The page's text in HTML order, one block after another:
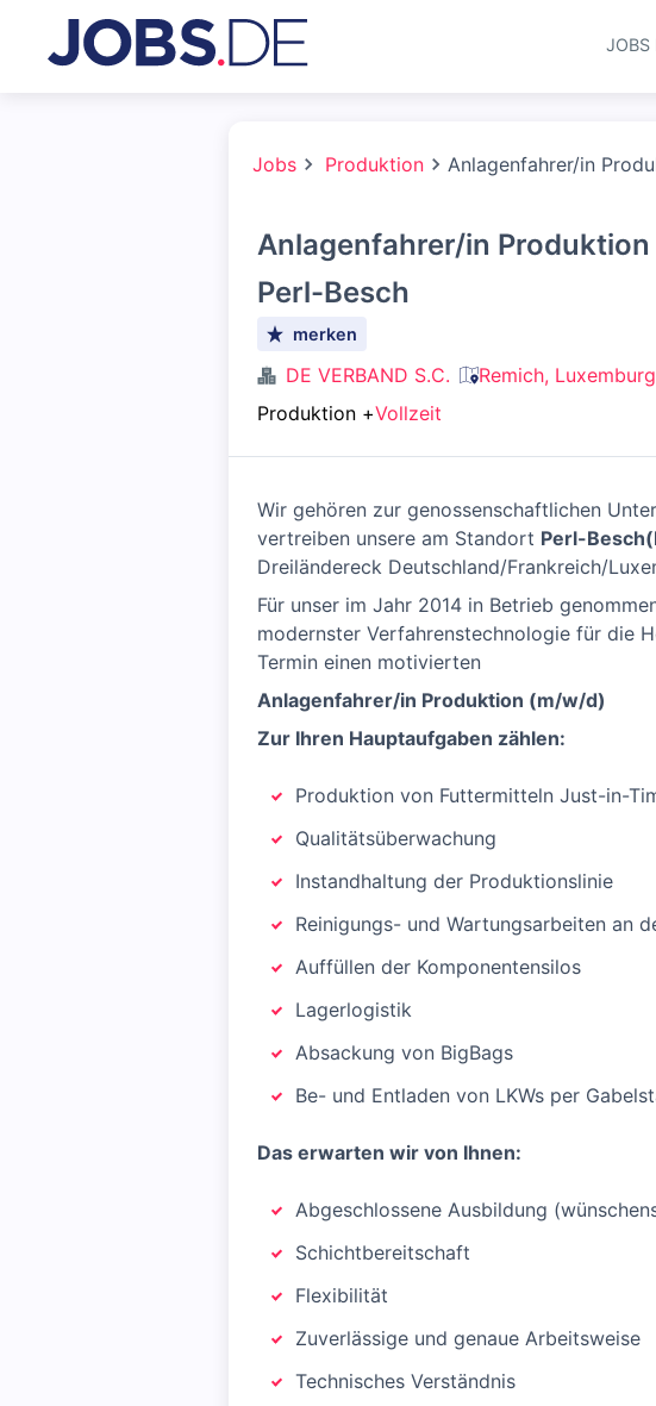
JOBS
Jobs Produktion Anlagenfahrer/in
Anlagenfahrer/in
Perl-Besch
merken
DE VERBAND S.C. Remich, Luxemburg
Produktion +Vollzeit
Wir gehören zur genossenschaftlichen
vertreiben unsere am Standort Perl-
Dreiländereck Deutschland/Frankreich/
Für unser im Jahr 2014 in Betrieb
modernster Verfahrenstechnologie für die
Termin einen motivierten
Anlagenfahrer/in Produktion (m/w/d)
Zur Ihren Hauptaufgaben zählen:
Produktion von Futtermitteln Just-in-
Qualitätsüberwachung
Instandhaltung der Produktionslinie
Reinigungs- und Wartungsarbeiten an
Auffüllen der Komponentensilos
Lagerlogistik
Absackung von BigBags
Be- und Entladen von LKWs per
Das erwarten wir von Ihnen:
Abgeschlossene Ausbildung
Schichtbereitschaft
Flexibilität
Zuverlässige und genaue Arbeitsweise
Technisches Verständnis